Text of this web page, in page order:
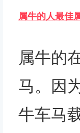
属牛的人最佳
属牛的
马。因
牛车马